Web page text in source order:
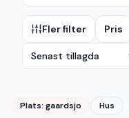
Fler filter Pris
Senast tillagda
Plats: gaardsjo Hus